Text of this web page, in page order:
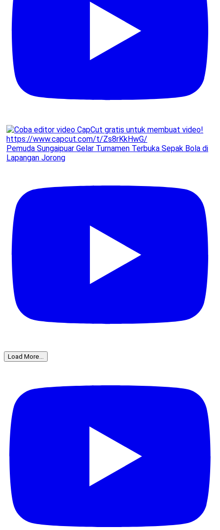
Pemuda Sungaipuar Gelar Turnamen Terbuka Sepak Bola di
Lapangan Jorong
Load More...